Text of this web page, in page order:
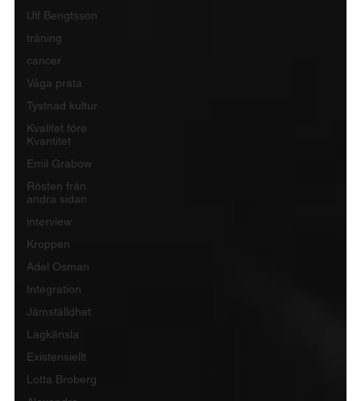
Ulf Bengtsson
träning
cancer
Våga prata
Tystnad kultur
Kvalitet före
Kvantitet
Emil Grabow
Rösten från
andra sidan
interview
Kroppen
Adel Osman
Integration
Jämställdhet
Lagkänsla
Existensiellt
Lotta Broberg